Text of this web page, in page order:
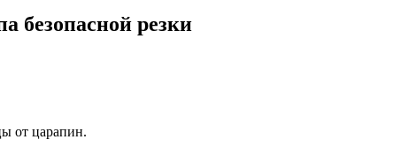
безопасной резки
от царапин.